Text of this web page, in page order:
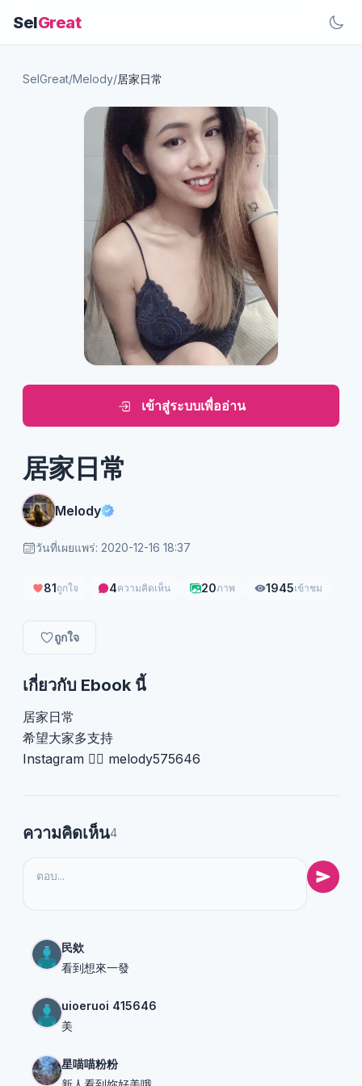
SelGreat
SelGreat/Melody/居家日常
เข้าสู่ระบบเพื่ออ่าน
居家日常
Melody
วันที่เผยแพร่: 2020-12-16 18:37
81ถูกใจ 4ความคิดเห็น 20ภาพ 1945เข้าชม
ถูกใจ
เกี่ยวกับ Ebook นี้
居家日常
希望大家多支持
Instagram 👉🏻 melody575646
ความคิดเห็น4
民欸
看到想來一發
uioeruoi 415646
美
星喵喵粉粉